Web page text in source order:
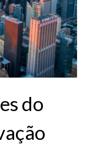
do